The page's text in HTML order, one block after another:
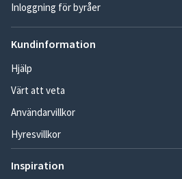
Inloggning för byråer
Kundinformation
Hjälp
Värt att veta
Användarvillkor
Hyresvillkor
Inspiration